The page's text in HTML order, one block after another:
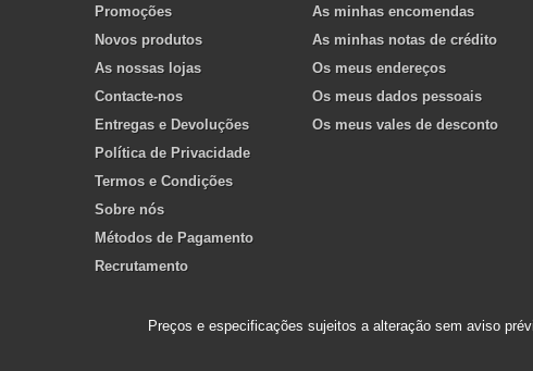
Promoções
Novos produtos
As nossas lojas
Contacte-nos
Entregas e Devoluções
Política de Privacidade
Termos e Condições
Sobre nós
Métodos de Pagamento
Recrutamento
As minhas encomendas
As minhas notas de crédito
Os meus endereços
Os meus dados pessoais
Os meus vales de desconto
Preços e especificações sujeitos a alteração sem aviso